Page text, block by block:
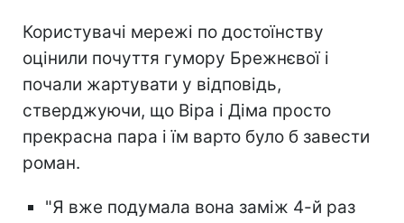
Користувачі мережі по достоїнству
оцінили почуття гумору Брежнєвої і
почали жартувати у відповідь,
стверджуючи, що Віра і Діма просто
прекрасна пара і їм варто було б завести
роман.
"Я вже подумала вона заміж 4-й раз